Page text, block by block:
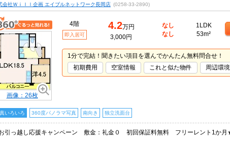
会社Ｗｉｌｌ企画 エイブルネットワーク長岡店 (0258-33-2890)
画像：26枚
4階
即入居可
4.2万円
3,000円
なし
なし
1LDK
53m²
1分で完結！聞きたい項目を選んでかんたん無料問合せ！
初期費用
空室情報 これと似た物件 周辺環境
いろいろ 360度パノラマ写真 南向き 独立洗面台